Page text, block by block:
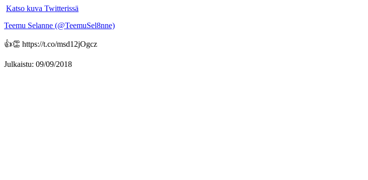
Katso kuva Twitterissä
Teemu Selanne (@TeemuSel8nne)
👍👏 https://t.co/msd12jOgcz
Julkaistu: 09/09/2018